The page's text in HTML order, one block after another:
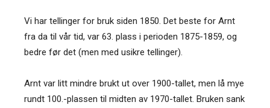
Vi har tellinger for bruk siden 1850. Det beste for Arnt
fra da til vår tid, var 63. plass i perioden 1875-1859, og
bedre før det (men med usikre tellinger).
Arnt var litt mindre brukt ut over 1900-tallet, men lå mye
rundt 100.-plassen til midten av 1970-tallet. Bruken sank